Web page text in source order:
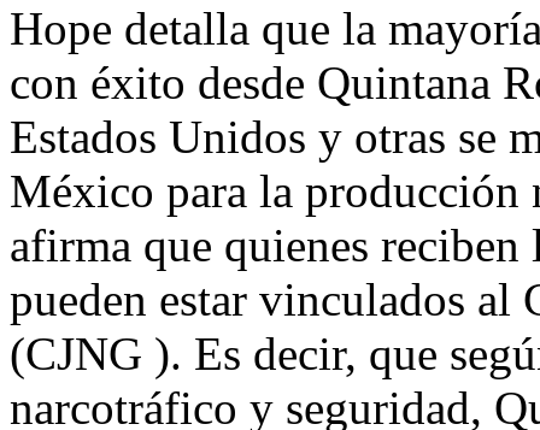
Hope detalla que la
con éxito desde Quintana
Estados Unidos y otras se
México para la producción
afirma que quienes
pueden estar vinculados al
(CJNG ). Es decir, que
narcotráfico y seguridad,